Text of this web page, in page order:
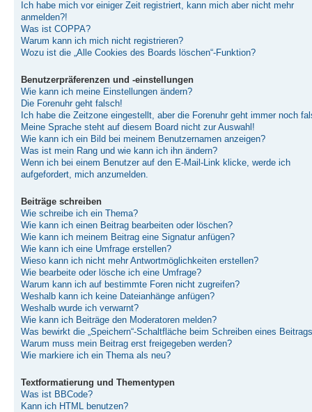
Ich habe mich vor einiger Zeit registriert, kann mich aber nicht mehr
anmelden?!
Was ist COPPA?
Warum kann ich mich nicht registrieren?
Wozu ist die „Alle Cookies des Boards löschen“-Funktion?
Benutzerpräferenzen und -einstellungen
Wie kann ich meine Einstellungen ändern?
Die Forenuhr geht falsch!
Ich habe die Zeitzone eingestellt, aber die Forenuhr geht immer noch
Meine Sprache steht auf diesem Board nicht zur Auswahl!
Wie kann ich ein Bild bei meinem Benutzernamen anzeigen?
Was ist mein Rang und wie kann ich ihn ändern?
Wenn ich bei einem Benutzer auf den E-Mail-Link klicke, werde ich
aufgefordert, mich anzumelden.
Beiträge schreiben
Wie schreibe ich ein Thema?
Wie kann ich einen Beitrag bearbeiten oder löschen?
Wie kann ich meinem Beitrag eine Signatur anfügen?
Wie kann ich eine Umfrage erstellen?
Wieso kann ich nicht mehr Antwortmöglichkeiten erstellen?
Wie bearbeite oder lösche ich eine Umfrage?
Warum kann ich auf bestimmte Foren nicht zugreifen?
Weshalb kann ich keine Dateianhänge anfügen?
Weshalb wurde ich verwarnt?
Wie kann ich Beiträge den Moderatoren melden?
Was bewirkt die „Speichern“-Schaltfläche beim Schreiben eines
Warum muss mein Beitrag erst freigegeben werden?
Wie markiere ich ein Thema als neu?
Textformatierung und Thementypen
Was ist BBCode?
Kann ich HTML benutzen?